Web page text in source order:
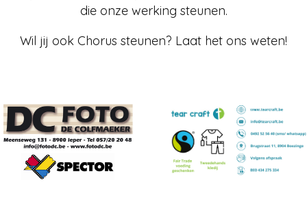
die onze werking steunen.
Wil jij ook Chorus steunen? Laat het ons weten!